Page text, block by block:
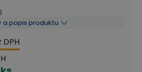
a popis produktu
DPH